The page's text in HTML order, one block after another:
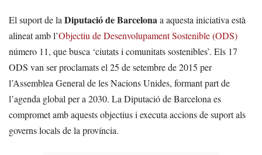
El suport de la Diputació de Barcelonaa aquesta iniciativa està
alineat amb l’Objectiu de Desenvolupament Sostenible (ODS)
número 11, que busca ‘ciutats i comunitats sostenibles’. Els 17
ODS van ser proclamats el 25 de setembre de 2015 per
l’Assemblea General de les Nacions Unides, formant part de
l’agenda global per a 2030. La Diputació de Barcelona es
compromet amb aquests objectius i executa accions de suport als
governs locals de la província.